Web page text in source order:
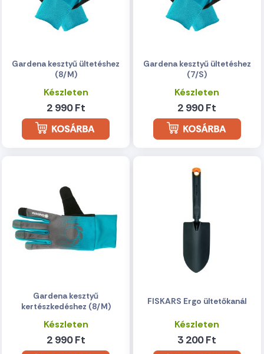
Gardena kesztyű ültetéshez
(8/M)
Készleten
2 990 Ft
Gardena kesztyű ültetéshez
(7/S)
Készleten
2 990 Ft
Gardena kesztyű
kertészkedéshez (8/M)
Készleten
2 990 Ft
FISKARS Ergo ültetőkanál
Készleten
3 200 Ft